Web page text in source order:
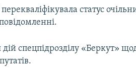
статус
спецпідрозділу «Беркут»